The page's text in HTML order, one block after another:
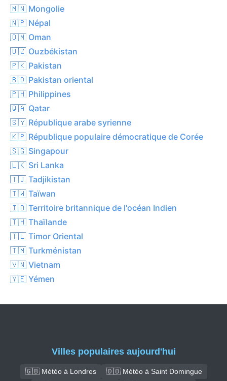
🇲🇳 Mongolie
🇳🇵 Népal
🇴🇲 Oman
🇺🇿 Ouzbékistan
🇵🇰 Pakistan
🇧🇩 Pakistan oriental
🇵🇭 Philippines
🇶🇦 Qatar
🇸🇾 République arabe syrienne
🇰🇵 République populaire démocratique de Corée
🇸🇬 Singapour
🇱🇰 Sri Lanka
🇹🇯 Tadjikistan
🇹🇼 Taïwan
🇮🇴 Territoire britannique de l'océan Indien
🇹🇭 Thaïlande
🇹🇱 Timor Oriental
🇹🇲 Turkménistan
🇻🇳 Vietnam
🇾🇪 Yémen
Villes populaires aujourd'hui
🇬🇧 Météo à Londres
🇩🇴 Météo à Saint Domingue